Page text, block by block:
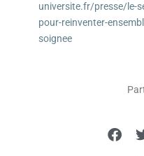
universite.fr/presse/le-
pour-reinventer-
soignee